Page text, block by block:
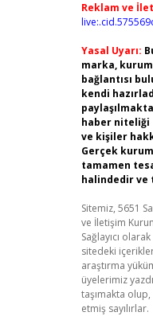
Reklam ve
Yasal Uyarı:
marka,
bağlantısı
kendi
haber niteliği
ve kişiler
Gerçek
tamamen
halindedir ve
Sitemiz, 5651
ve İletişim
Sağlayıcı
sitedeki
araştırma
üyelerimiz
taşımakta
etmiş sayılırlar.